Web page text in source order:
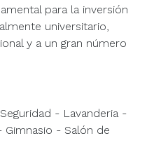
para la inversión
universitario,
y a un gran número
- Lavanderia -
Gimnasio - Salón de